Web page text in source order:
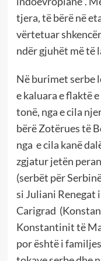
tjera, të bërë në
vërtetuar
ndër gjuhët më të
Në burimet serbe
e kaluara e flaktë
tonë, nga e cila
bërë Zotërues të
nga e cila kanë
zgjatur jetën
(serbët për
si Juliani Renegat
Carigrad
Konstantinit të
por është i